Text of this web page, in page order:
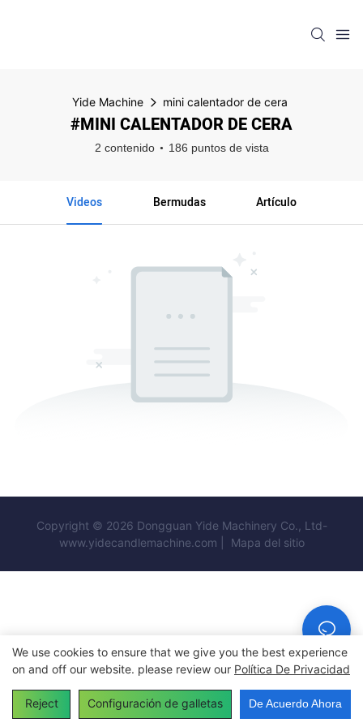
Yide Machine mini calentador de cera
#MINI CALENTADOR DE CERA
2 contenido 186 puntos de vista
Videos Bermudas Artículo
Copyright © 2026 Dongguan Yide Machinery Co., Ltd-
www.yidecandlemachine.com |
Mapa del sitio
We use cookies to ensure that we give you the best experience
on and off our website. please review our Política De Privacidad
Reject Configuración de galletas De Acuerdo Ahora